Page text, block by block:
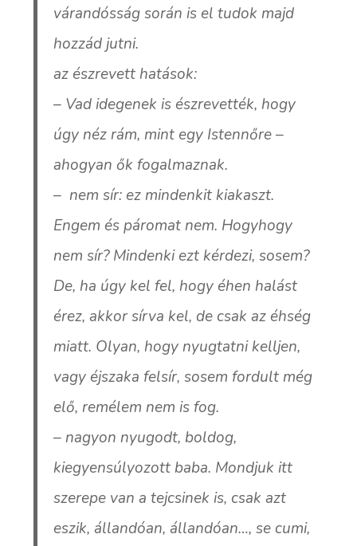
várandósság során is el tudok majd
hozzád jutni.
az észrevett hatások:
– Vad idegenek is észrevették, hogy
úgy néz rám, mint egy Istennőre –
ahogyan ők fogalmaznak.
– nem sír: ez mindenkit kiakaszt.
Engem és páromat nem. Hogyhogy
nem sír? Mindenki ezt kérdezi, sosem?
De, ha úgy kel fel, hogy éhen halást
érez, akkor sírva kel, de csak az éhség
miatt. Olyan, hogy nyugtatni kelljen,
vagy éjszaka felsír, sosem fordult még
elő, remélem nem is fog.
– nagyon nyugodt, boldog,
kiegyensúlyozott baba. Mondjuk itt
szerepe van a tejcsinek is, csak azt
eszik, állandóan, állandóan…, se cumi,